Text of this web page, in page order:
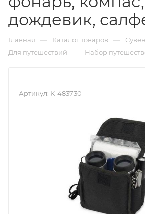
дождевик,
Главная — Каталог товаров —
Для путешествий — Набор
Артикул: K-483730